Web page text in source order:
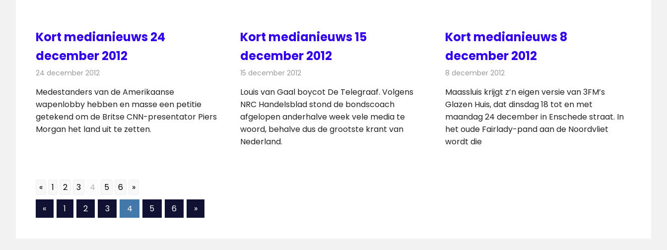
Kort medianieuws 24
december 2012
24 december 2012
Medestanders van de Amerikaanse
wapenlobby hebben en masse een petitie
getekend om de Britse CNN-presentator Piers
Morgan het land uit te zetten.
Kort medianieuws 15
december 2012
15 december 2012
Louis van Gaal boycot De Telegraaf. Volgens
NRC Handelsblad stond de bondscoach
afgelopen anderhalve week vele media te
woord, behalve dus de grootste krant van
Nederland.
Kort medianieuws 8
december 2012
8 december 2012Redactie
Andere media over de media
Maassluis krijgt z’n eigen versie van 3FM’s
Glazen Huis, dat dinsdag 18 tot en met
maandag 24 december in Enschede straat. In
het oude Fairlady-pand aan de Noordvliet
wordt die
« 1 2 3 4 5 6 »
Berichten
«Vorige
berichten
1 2 3 4 5 6
Volgende
berichten
»